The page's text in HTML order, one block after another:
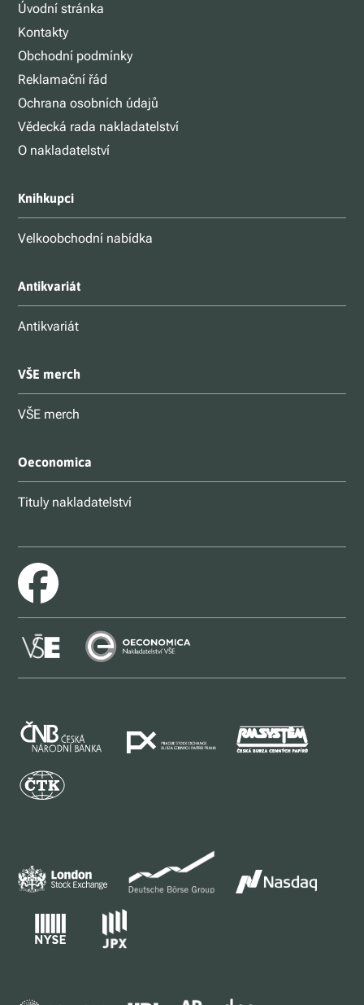
Úvodní stránka
Kontakty
Obchodní podmínky
Reklamační řád
Ochrana osobních údajů
Vědecká rada nakladatelství
O nakladatelství
Knihkupci
Velkoobchodní nabídka
Antikvariát
Antikvariát
VŠE merch
VŠE merch
Oeconomica
Tituly nakladatelství